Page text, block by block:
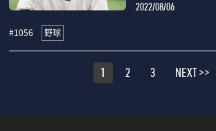
2022/08/06
#1056 野球
1 2 3 NEXT >>